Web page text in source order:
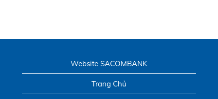
Website SACOMBANK
Trang Chủ